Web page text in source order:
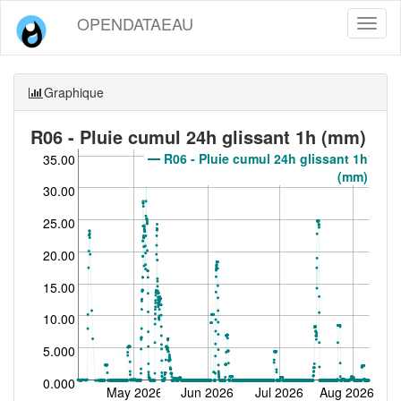
OPENDATAEAU
Graphique
R06 - Pluie cumul 24h glissant 1h (mm)
R06 - Pluie cumul 24h glissant 1h
(mm)
0.000
5.000
10.00
15.00
20.00
25.00
30.00
35.00
May 2026 Jun 2026 Jul 2026 Aug 2026